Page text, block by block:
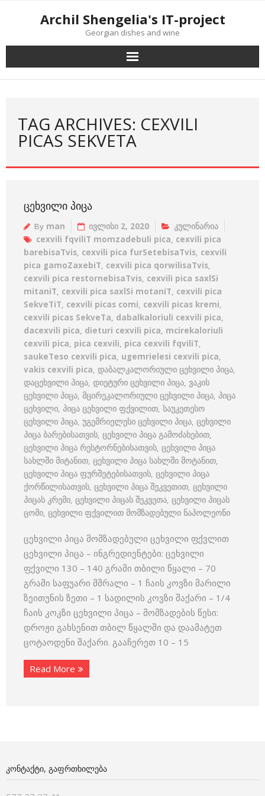
Archil Shengelia's IT-project
Georgian dishes and wine
TAG ARCHIVES: CEXVILI
PICAS SEKVETA
ᲪᲔᲮᲕᲘᲚᲘ ᲞᲘᲪᲐ
By man ივლისი 2, 2020
კულინარია
cexvili fqviliT momzadebuli pica, cexvili pica
barebisaTvis, cexvili pica furSetebisaTvis, cexvili
pica gamoZaxebiT, cexvili pica qorwilisaTvis,
cexvili pica restornebisaTvis, cexvili pica saxlSi
mitaniT, cexvili pica saxlSi motaniT, cexvili pica
SekveTiT, cexvili picas comi, cexvili picas kremi,
cexvili picas SekveTa, dabalkaloriuli cexvili pica,
dacexvili pica, dieturi cexvili pica, mcirekaloriuli
cexvili pica, pica cexvili, pica cexvili fqviliT,
saukeTeso cexvili pica, ugemrielesi cexvili pica,
vakis cexvili pica, დაბალკალორიული ცეხვილი პიცა,
დაცეხვილი პიცა, დიეტური ცეხვილი პიცა, ვაკის
ცეხვილი პიცა, მცირეკალორიული ცეხვილი პიცა, პიცა
ცეხვილი, პიცა ცეხვილი ფქვილით, საუკეთესო
ცეხვილი პიცა, უგემრიელესი ცეხვილი პიცა, ცეხვილი
პიცა ბარებისათვის, ცეხვილი პიცა გამოძახებით,
ცეხვილი პიცა რესტორნებისათვის, ცეხვილი პიცა
სახლში მიტანით, ცეხვილი პიცა სახლში მოტანით,
ცეხვილი პიცა ფურშეტებისათვის, ცეხვილი პიცა
ქორწილისათვის, ცეხვილი პიცა შეკვეთით, ცეხვილი
პიცას კრემი, ცეხვილი პიცას შეკვეთა, ცეხვილი პიცას
ცომი, ცეხვილი ფქვილით მომზადებული ნაპოლეონი
ცეხვილი პიცა მომზადებული ცეხვილი ფქვლით
ცეხვილი პიცა – ინგრედიენტები: ცეხვილი
ფქვილი 130 – 140 გრამი თბილი წყალი – 70
გრამი საფუარი მშრალი – 1 ჩაის კოვზი მარილი
ზეითუნის ზეთი – 1 სადილის კოვზი შაქარი – 1/4
ჩაის კოკზი ცეხვილი პიცა – მომზადების წესი:
დროჟი გახსენით თბილ წყალში და დაამატეთ
ცოტაოდენი შაქარი. გააჩერეთ 10 – 15
Read More
ᲙᲝᲜᲢᲐᲥᲢᲘ, ᲒᲐᲤᲠᲗᲮᲘᲚᲔᲑᲐ